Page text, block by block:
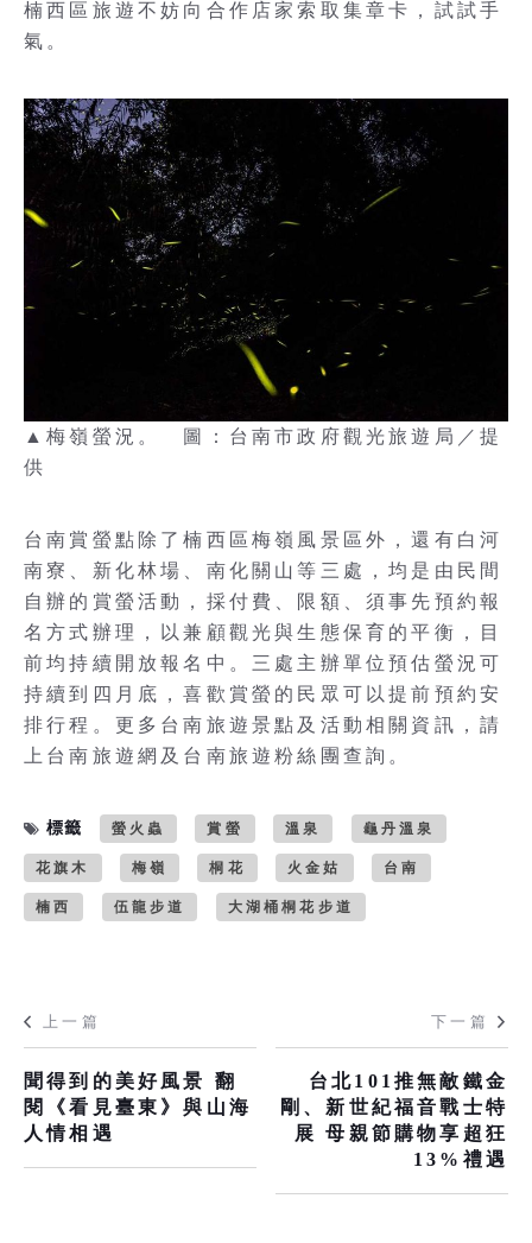
楠西區旅遊不妨向合作店家索取集章卡，試試手
氣。
▲梅嶺螢況。 圖：台南市政府觀光旅遊局／提
供
台南賞螢點除了楠西區梅嶺風景區外，還有白河
南寮、新化林場、南化關山等三處，均是由民間
自辦的賞螢活動，採付費、限額、須事先預約報
名方式辦理，以兼顧觀光與生態保育的平衡，目
前均持續開放報名中。三處主辦單位預估螢況可
持續到四月底，喜歡賞螢的民眾可以提前預約安
排行程。更多台南旅遊景點及活動相關資訊，請
上台南旅遊網及台南旅遊粉絲團查詢。
標籤 螢火蟲 賞螢 溫泉 龜丹溫泉
花旗木 梅嶺 桐花 火金姑 台南
楠西 伍龍步道 大湖桶桐花步道
上一篇
聞得到的美好風景 翻
閱《看見臺東》與山海
人情相遇
下一篇
台北101推無敵鐵金
剛、新世紀福音戰士特
展 母親節購物享超狂
13%禮遇